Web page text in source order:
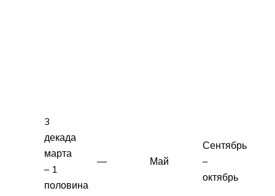
3
декада
марта
– 1
половина
— Май
Сентябрь
–
октябрь